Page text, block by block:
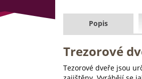
Popis
Trezorové
Tezorové dveře jsou